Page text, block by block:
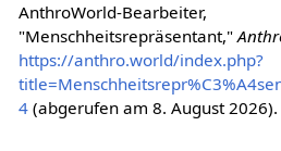
AnthroWorld-Bearbeiter,
"Menschheitsrepräsentant,"
https://anthro.world/index.php?
4(abgerufen am 8. August 2026).